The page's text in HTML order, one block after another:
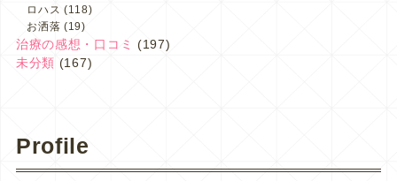
ロハス (118)
お洒落 (19)
治療の感想・口コミ
(197)
未分類 (167)
Profile